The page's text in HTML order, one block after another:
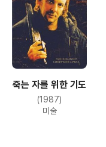
죽는 자를 위한 기도
(1987)
미술